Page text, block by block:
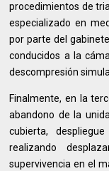
procedimientos de
especializado en
por parte del
conducidos a la
descompresión
Finalmente, en la
abandono de la
cubierta,
realizando
supervivencia en el